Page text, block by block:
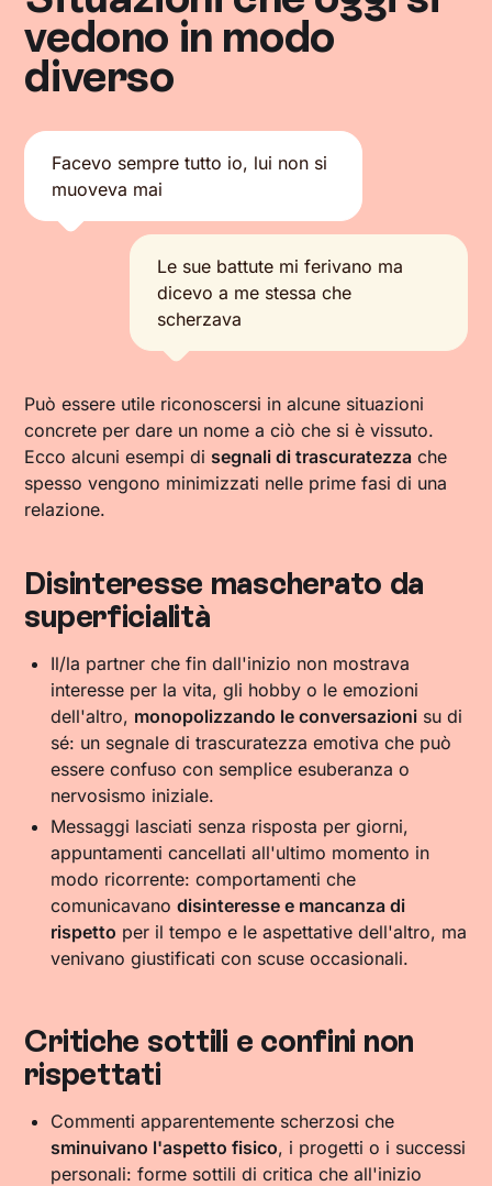
vedono in modo
diverso
Facevo sempre tutto io, lui non si
muoveva mai
Le sue battute mi ferivano ma
dicevo a me stessa che
scherzava
Può essere utile riconoscersi in alcune situazioni
concrete per dare un nome a ciò che si è vissuto.
Ecco alcuni esempi di segnali di trascuratezza che
spesso vengono minimizzati nelle prime fasi di una
relazione.
Disinteresse mascherato da
superficialità
Il/la partner che fin dall'inizio non mostrava
interesse per la vita, gli hobby o le emozioni
dell'altro, monopolizzando le conversazioni su di
sé: un segnale di trascuratezza emotiva che può
essere confuso con semplice esuberanza o
nervosismo iniziale.
Messaggi lasciati senza risposta per giorni,
appuntamenti cancellati all'ultimo momento in
modo ricorrente: comportamenti che
comunicavanodisinteresse e mancanza di
rispetto per il tempo e le aspettative dell'altro, ma
venivano giustificati con scuse occasionali.
Critiche sottili e confini non
rispettati
Commenti apparentemente scherzosi che
sminuivano l'aspetto fisico, i progetti o i successi
personali: forme sottili di critica che all'inizio